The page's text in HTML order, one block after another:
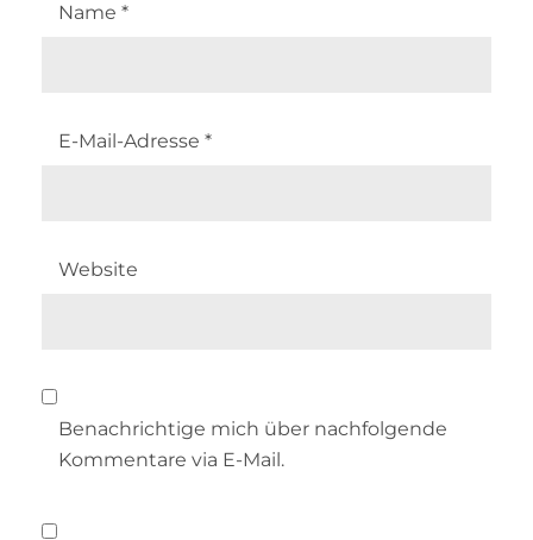
Name *
E-Mail-Adresse *
Website
Benachrichtige mich über nachfolgende
Kommentare via E-Mail.